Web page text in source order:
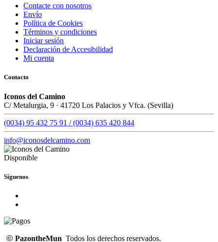
Contacte con nosotros
Envío
Política de Cookies
Términos y condiciones
Iniciar sesión
Declaración de Accesibilidad
Mi cuenta
Contacto
Iconos del Camino
C/ Metalurgia, 9 · 41720 Los Palacios y Vfca. (Sevilla)
(0034) 95 432 75 91 / (0034) 635 420 844
info@iconosdelcamino.com
Disponible
Síguenos
© PazontheMun Todos los derechos reservados.